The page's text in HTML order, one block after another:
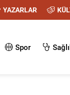
YAZARLAR
Spor